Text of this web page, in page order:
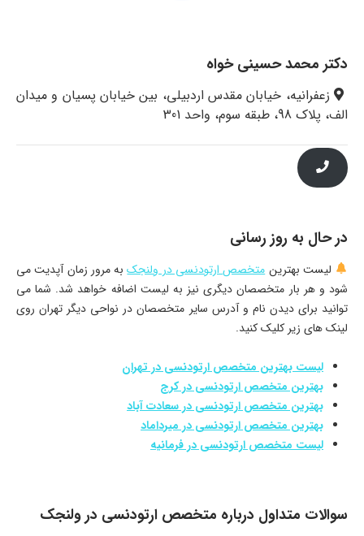
دکتر محمد حسینی خواه
زعفرانیه، خیابان مقدس اردبیلی، بین خیابان پسیان و میدان
الف، پلاک 98، طبقه سوم، واحد 301
در حال به روز رسانی
لیست بهترینمتخصص ارتودنسی در ولنجکبه مرور زمان آپدیت می
شود و هر بار متخصصان دیگری نیز به لیست اضافه خواهد شد. شما می
توانید برای دیدن نام و آدرس سایر متخصصان در نواحی دیگر تهران روی
لینک های زیر کلیک کنید.
لیست بهترین متخصص ارتودنسی در تهران
بهترین متخصص ارتودنسی در کرج
بهترین متخصص ارتودنسی در سعادت آباد
بهترین متخصص ارتودنسی در میرداماد
لیست متخصص ارتودنسی در فرمانیه
سوالات متداول درباره متخصص ارتودنسی در ولنجک